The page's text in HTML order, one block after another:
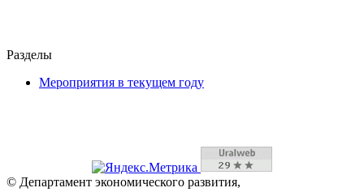
Разделы
Мероприятия в текущем году
© Департамент экономического развития,